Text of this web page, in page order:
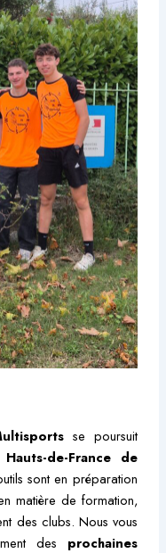
se poursuit
de-France de
sont en préparation
matière de formation,
des clubs. Nous vous
des prochaines